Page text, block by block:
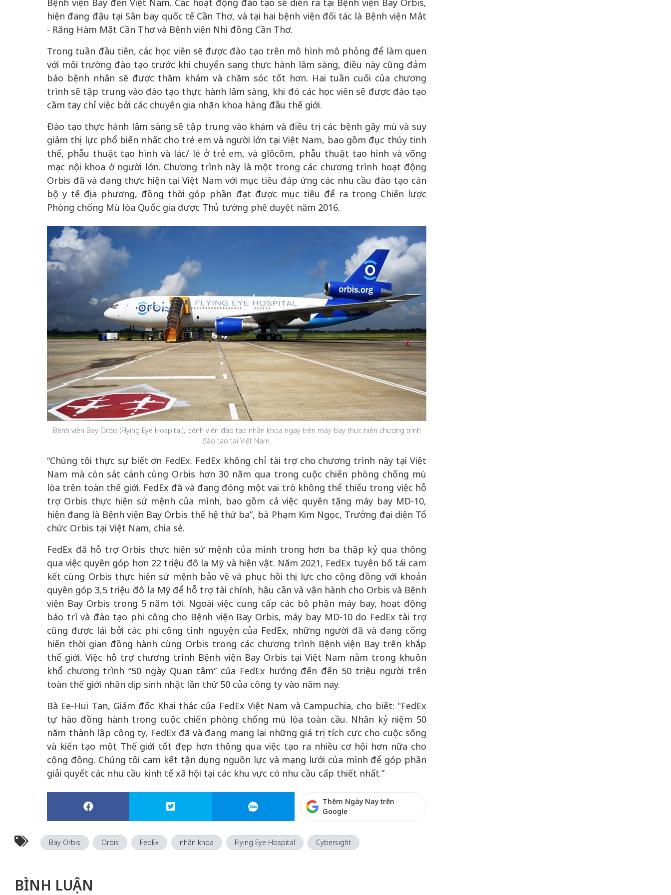
Bệnh viện Bay đến Việt Nam. Các hoạt động đào tạo sẽ diễn ra tại Bệnh viện Bay Orbis,
hiện đang đậu tại Sân bay quốc tế Cần Thơ, và tại hai bệnh viện đối tác là Bệnh viện Mắt
- Răng Hàm Mặt Cần Thơ và Bệnh viện Nhi đồng Cần Thơ.
Trong tuần đầu tiên, các học viên sẽ được đào tạo trên mô hình mô phỏng để làm quen
với môi trường đào tạo trước khi chuyển sang thực hành lâm sàng, điều này cũng đảm
bảo bệnh nhân sẽ được thăm khám và chăm sóc tốt hơn. Hai tuần cuối của chương
trình sẽ tập trung vào đào tạo thực hành lâm sàng, khi đó các học viên sẽ được đào tạo
cầm tay chỉ việc bởi các chuyên gia nhãn khoa hàng đầu thế giới.
Đào tạo thực hành lâm sàng sẽ tập trung vào khám và điều trị các bệnh gây mù và suy
giảm thị lực phổ biến nhất cho trẻ em và người lớn tại Việt Nam, bao gồm đục thủy tinh
thể, phẫu thuật tạo hình và lác/ lé ở trẻ em, và glôcôm, phẫu thuật tạo hình và võng
mạc nội khoa ở người lớn. Chương trình này là một trong các chương trình hoạt động
Orbis đã và đang thực hiện tại Việt Nam với mục tiêu đáp ứng các nhu cầu đào tạo cán
bộ y tế địa phương, đồng thời góp phần đạt được mục tiêu để ra trong Chiến lược
Phòng chống Mù lòa Quốc gia được Thủ tướng phê duyệt năm 2016.
Bệnh viện Bay Orbis (Flying Eye Hospital), bệnh viện đào tạo nhãn khoa ngay trên máy bay thực hiện chương trình
đào tạo tại Việt Nam.
“Chúng tôi thực sự biết ơn FedEx. FedEx không chỉ tài trợ cho chương trình này tại Việt
Nam mà còn sát cánh cùng Orbis hơn 30 năm qua trong cuộc chiến phòng chống mù
lòa trên toàn thế giới. FedEx đã và đang đóng một vai trò không thể thiếu trong việc hỗ
trợ Orbis thực hiện sứ mệnh của mình, bao gồm cả việc quyên tặng máy bay MD-10,
hiện đang là Bệnh viện Bay Orbis thế hệ thứ ba”, bà Phạm Kim Ngọc, Trưởng đại diện Tổ
chức Orbis tại Việt Nam, chia sẻ.
FedEx đã hỗ trợ Orbis thực hiện sứ mệnh của mình trong hơn ba thập kỷ qua thông
qua việc quyên góp hơn 22 triệu đô la Mỹ và hiện vật. Năm 2021, FedEx tuyên bố tái cam
kết cùng Orbis thực hiện sứ mệnh bảo vệ và phục hồi thị lực cho cộng đồng với khoản
quyên góp 3,5 triệu đô la Mỹ để hỗ trợ tài chính, hậu cần và vận hành cho Orbis và Bệnh
viện Bay Orbis trong 5 năm tới. Ngoài việc cung cấp các bộ phận máy bay, hoạt động
bảo trì và đào tạo phi công cho Bệnh viện Bay Orbis, máy bay MD-10 do FedEx tài trợ
cũng được lái bởi các phi công tình nguyện của FedEx, những người đã và đang cống
hiến thời gian đồng hành cùng Orbis trong các chương trình Bệnh viện Bay trên khắp
thế giới. Việc hỗ trợ chương trình Bệnh viện Bay Orbis tại Việt Nam nằm trong khuôn
khổ chương trình “50 ngày Quan tâm” của FedEx hướng đến đến 50 triệu người trên
toàn thế giới nhân dịp sinh nhật lần thứ 50 của công ty vào năm nay.
Bà Ee-Hui Tan, Giám đốc Khai thác của FedEx Việt Nam và Campuchia, cho biết: "FedEx
tự hào đồng hành trong cuộc chiến phòng chống mù lòa toàn cầu. Nhân kỷ niệm 50
năm thành lập công ty, FedEx đã và đang mang lại những giá trị tích cực cho cuộc sống
và kiến tạo một Thế giới tốt đẹp hơn thông qua việc tạo ra nhiều cơ hội hơn nữa cho
cộng đồng. Chúng tôi cam kết tận dụng nguồn lực và mạng lưới của mình để góp phần
giải quyết các nhu cầu kinh tế xã hội tại các khu vực có nhu cầu cấp thiết nhất.”
Thêm Ngày Nay trên
Google
Bay Orbis Orbis FedEx nhãn khoa Flying Eye Hospital Cybersight
BÌNH LUẬN